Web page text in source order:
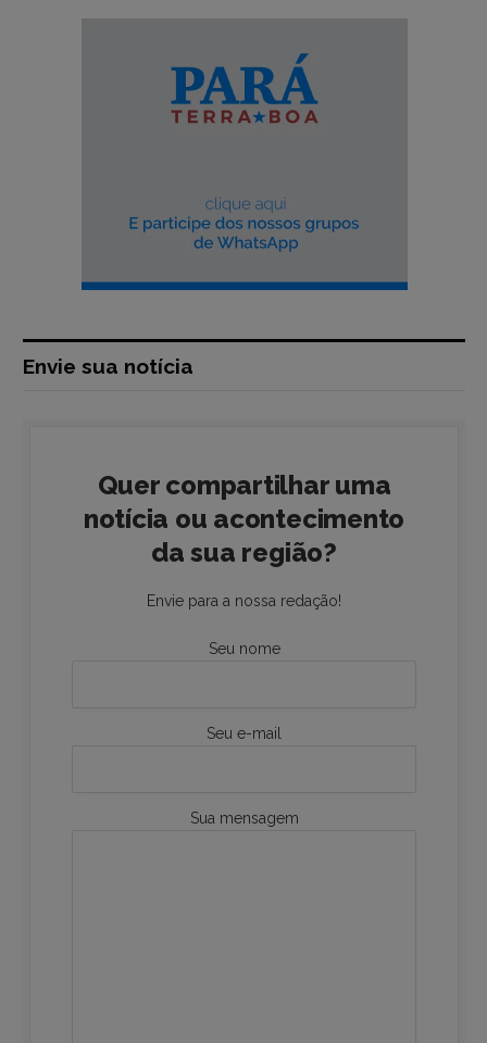
Envie sua notícia
Quer compartilhar uma
notícia ou acontecimento
da sua região?
Envie para a nossa redação!
Seu nome
Seu e-mail
Sua mensagem